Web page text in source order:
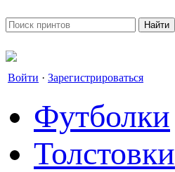
Войти · Зарегистрироваться
Футболки
Толстовки